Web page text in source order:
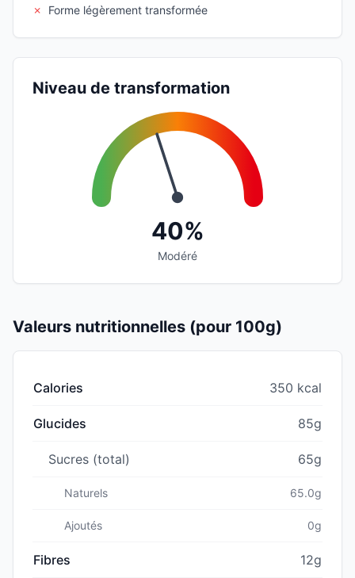
✗
Forme légèrement transformée
Niveau de transformation
40%
Modéré
Valeurs nutritionnelles (pour 100g)
Calories 350 kcal
Glucides 85g
Sucres (total) 65g
Naturels 65.0g
Ajoutés 0g
Fibres 12g